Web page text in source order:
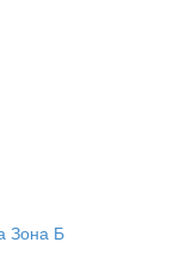
Зона Б